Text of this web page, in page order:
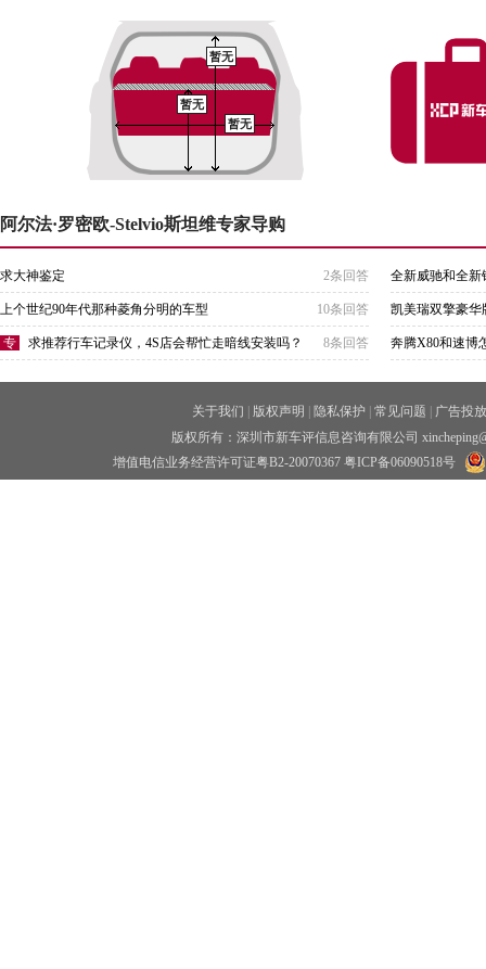
暂无
暂无
暂无
阿尔法·罗密欧-Stelvio斯坦维专家导购
2条回答
求大神鉴定 全新威驰和全新
10条回答
上个世纪90年代那种菱角分明的车型 凯美瑞双擎豪华
8条回答
专 求推荐行车记录仪，4S店会帮忙走暗线安装吗？ 奔腾X80和速博
关于我们 版权声明 隐私保护 常见问题
广告投放
版权所有：深圳市新车评信息咨询有限公司
增值电信业务经营许可证粤B2-20070367 粤ICP备06090518号